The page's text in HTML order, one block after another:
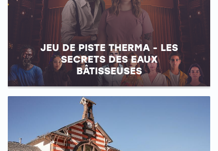
JEU DE PISTE THERMA - LES
SECRETS DES EAUX
BÂTISSEUSES